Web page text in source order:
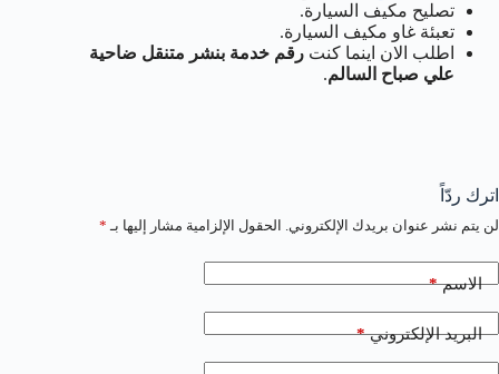
تصليح مكيف السيارة.
تعبئة غاو مكيف السيارة.
اطلب الان اينما كنت رقم خدمة بنشر متنقل ضاحية
علي صباح السالم.
اترك ردّاً
لن يتم نشر عنوان بريدك الإلكتروني. الحقول الإلزامية مشار إليها بـ *
الاسم*
البريد الإلكتروني*